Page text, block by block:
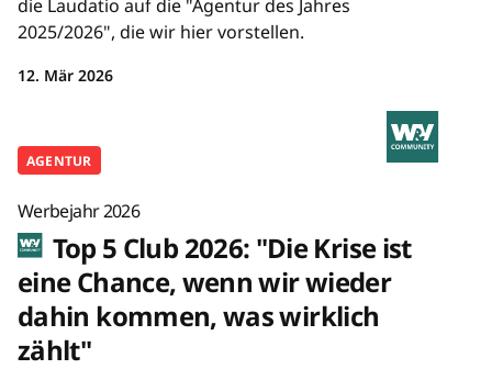
die Laudatio auf die "Agentur des Jahres
2025/2026", die wir hier vorstellen.
12. Mär 2026
AGENTUR
Werbejahr 2026
Top 5 Club 2026: "Die Krise ist
eine Chance, wenn wir wieder
dahin kommen, was wirklich
zählt"